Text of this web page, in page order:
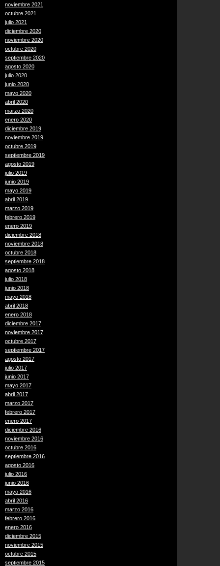
noviembre 2021
octubre 2021
julio 2021
diciembre 2020
noviembre 2020
octubre 2020
septiembre 2020
agosto 2020
julio 2020
junio 2020
mayo 2020
abril 2020
marzo 2020
enero 2020
diciembre 2019
noviembre 2019
octubre 2019
septiembre 2019
agosto 2019
julio 2019
junio 2019
mayo 2019
abril 2019
marzo 2019
febrero 2019
enero 2019
diciembre 2018
noviembre 2018
octubre 2018
septiembre 2018
agosto 2018
julio 2018
junio 2018
mayo 2018
abril 2018
enero 2018
diciembre 2017
noviembre 2017
octubre 2017
septiembre 2017
agosto 2017
julio 2017
junio 2017
mayo 2017
abril 2017
marzo 2017
febrero 2017
enero 2017
diciembre 2016
noviembre 2016
octubre 2016
septiembre 2016
agosto 2016
julio 2016
junio 2016
mayo 2016
abril 2016
marzo 2016
febrero 2016
enero 2016
diciembre 2015
noviembre 2015
octubre 2015
septiembre 2015